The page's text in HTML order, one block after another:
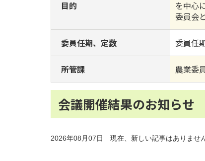
目的
を中心
委員会
委員任期、定数 委員任
所管課 農業委
会議開催結果のお知らせ
2026年08月07日 現在、新しい記事はありません